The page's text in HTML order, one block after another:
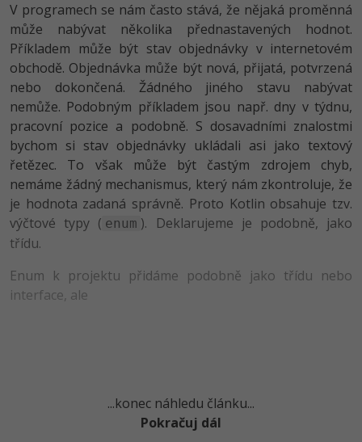
Testování a verzování
UML a návrhové vzory
React
Spring
ASP.NET MVC
Django
Python
HTML / CSS
UML a návrhové vzory
MySQL/MariaDB
MS-SQL
SQLite
Webdesigner
Tester
Systémový administrátor
Grafik / UX/UI návrhář
3D grafik
Projektový manažer
Copywriter
C++ -80%
Swift -80%
Kotlin -80%
C -80%
VB.NET
SQL
Algoritmy
V programech se nám často stává, že nějaká proměnná
může nabývat několika přednastavených hodnot.
Příkladem může být stav objednávky v internetovém
obchodě. Objednávka může být nová, přijatá, potvrzená
nebo dokončená. Žádného jiného stavu nabývat
nemůže. Podobným příkladem jsou např. dny v týdnu,
pracovní pozice a podobně. S dosavadními znalostmi
bychom si stav objednávky ukládali asi jako textový
řetězec. To však může být častým zdrojem chyb,
nemáme žádný mechanismus, který nám zkontroluje, že
je hodnota zadaná správně. Proto Kotlin obsahuje tzv.
výčtové typy ( enum ). Deklarujeme je podobně, jako
třídu.
Enum k projektu přidáme podobně jako třídu nebo
interface, ale
...konec náhledu článku...
Pokračuj dál